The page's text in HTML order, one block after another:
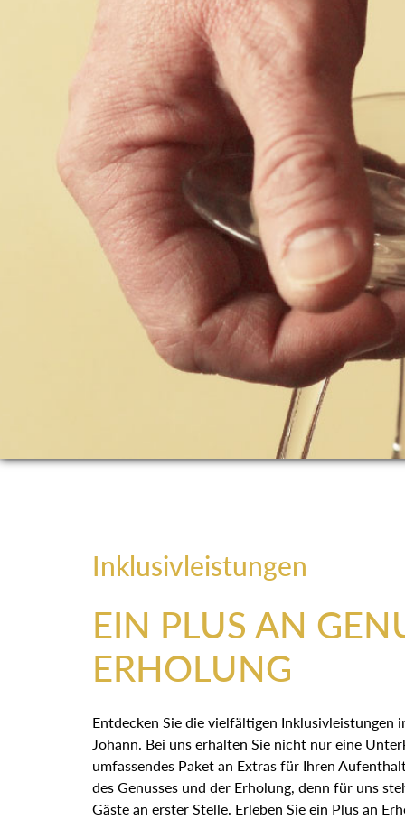
Inklusivleistungen
EIN PLUS AN
ERHOLUNG
Entdecken Sie die vielfältigen Inklusivleistungen
Johann. Bei uns erhalten Sie nicht nur eine
umfassendes Paket an Extras für Ihren
des Genusses und der Erholung, denn für uns
Gäste an erster Stelle. Erleben Sie ein Plus an